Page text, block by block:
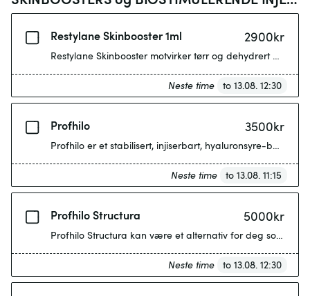
Restylane Skinbooster 1ml 2900kr
Restylane Skinbooster motvirker tørr og dehydrert hud,
Neste time to 13.08. 12:30
Profhilo 3500kr
Profhilo er et stabilisert, injiserbart, hyaluronsyre-basert
Neste time to 13.08. 11:15
Profhilo Structura 5000kr
Profhilo Structura kan være et alternativ for deg som
Neste time to 13.08. 12:30